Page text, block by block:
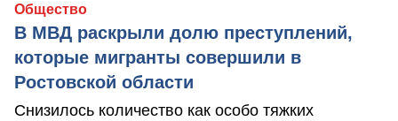
Общество
В МВД раскрыли долю преступлений,
которые мигранты совершили в
Ростовской области
Снизилось количество как особо тяжких